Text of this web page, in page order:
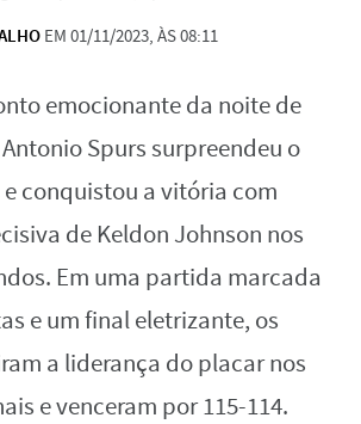
EM 01/11/2023, ÀS 08:11
emocionante da noite de
Spurs surpreendeu o
e conquistou a vitória com
de Keldon Johnson nos
Em uma partida marcada
e um final eletrizante, os
a liderança do placar nos
e venceram por 115-114.